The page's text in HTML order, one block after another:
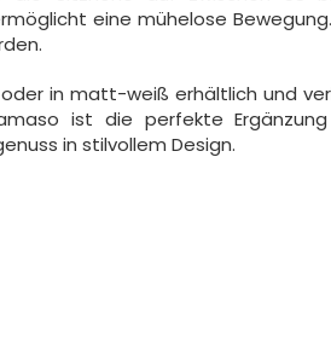
eine mühelose
in matt-weiß erhältlich und
ist die perfekte
in stilvollem Design.